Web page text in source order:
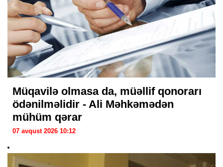
Müqavilə olmasa da, müəllif qonorarı
ödənilməlidir - Ali Məhkəmədən
mühüm qərar
07 avqust 2026 10:12